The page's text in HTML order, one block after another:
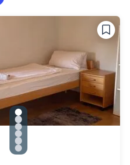
gallery.slide_selector
Zu Slide 1 wechseln
Zu Slide 2 wechseln
Zu Slide 3 wechseln
Zu Slide 4 wechseln
Zu Slide 5 wechseln
Zu Slide 6 wechseln